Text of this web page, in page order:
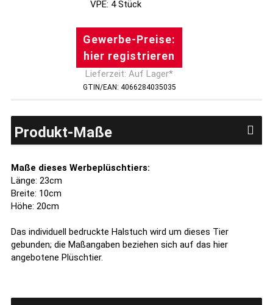
Gewerbe-Preise:
hier registrieren
Lieferzeit: Auf Lager*
GTIN/EAN: 4066284035035
Produkt-Maße
Maße dieses Werbeplüschtiers:
Länge: 23cm
Breite: 10cm
Höhe: 20cm
Das individuell bedruckte Halstuch wird um dieses Tier
gebunden; die Maßangaben beziehen sich auf das hier
angebotene Plüschtier.